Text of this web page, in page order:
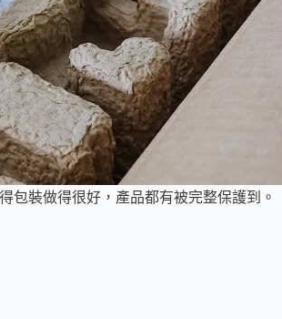
包裝做得很好，產品都有被完整保護到。